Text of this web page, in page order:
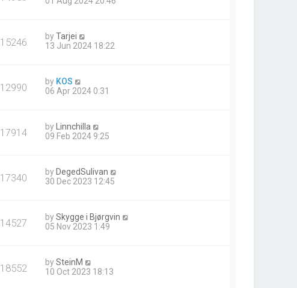
15246 byTarjei
13 Jun 2024 18:22
12990 by KOS
06 Apr 2024 0:31
17914 by
Linnchilla
09 Feb 2024 9:25
17340 by DegedSulivan
30 Dec 2023 12:45
14527 bySkygge i Bjørgvin
05 Nov 2023 1:49
18552 bySteinM
10 Oct 2023 18:13